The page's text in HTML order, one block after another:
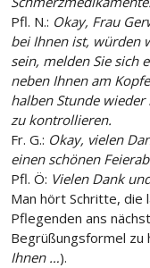
Pfl. N.: Okay, Frau
bei Ihnen ist, würden
sein, melden Sie sich
neben Ihnen am
halben Stunde
zu kontrollieren.
Fr. G.: Okay, vielen
einen schönen
Pfl. Ö: Vielen Dank
Man hört Schritte, die
Pflegenden ans
Begrüßungsformel zu
Ihnen …).